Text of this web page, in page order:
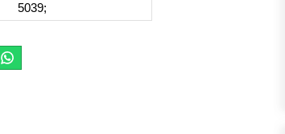
5039;